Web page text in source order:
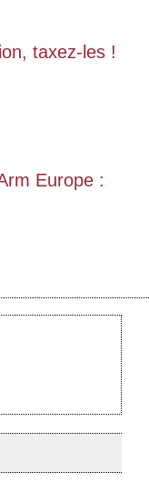
taxez-les !
Europe :